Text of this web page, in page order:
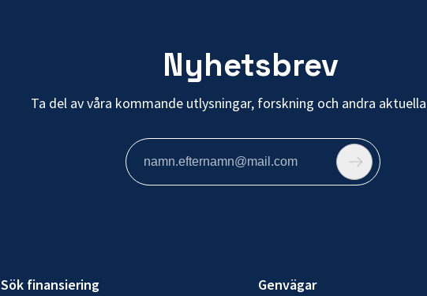
Nyhetsbrev
Ta del av våra kommande utlysningar, forskning och andra
Sök finansiering
Genvägar